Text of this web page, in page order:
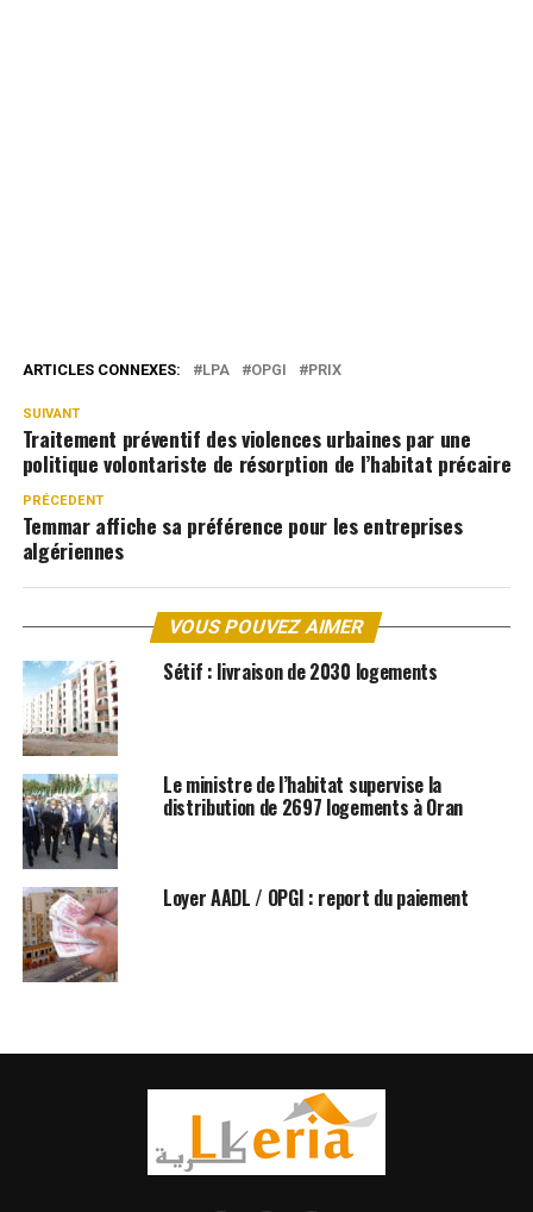
ARTICLES CONNEXES: LPA OPGI PRIX
SUIVANT
Traitement préventif des violences urbaines par une
politique volontariste de résorption de l’habitat précaire
PRÉCEDENT
Temmar affiche sa préférence pour les entreprises
algériennes
VOUS POUVEZ AIMER
Sétif : livraison de 2030 logements
Le ministre de l’habitat supervise la
distribution de 2697 logements à Oran
Loyer AADL / OPGI : report du paiement